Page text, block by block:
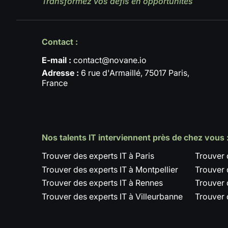
Contact :
E-mail : contact@novane.io
Adresse : 6 rue d'Armaillé, 75017 Paris,
France
Nos talents IT interviennent près de chez vous
Trouver des experts IT à Paris
Trouver
Trouver des experts IT à Montpellier
Trouver
Trouver des experts IT à Rennes
Trouver
Trouver des experts IT à Villeurbanne
Trouver